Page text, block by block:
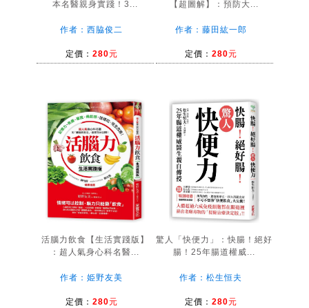
本名醫親身實踐！3...
作者：西脇俊二
定價： 280元
【超圖解】：預防大...
作者：藤田紘一郎
定價： 280元
活腦力飲食【生活實踐版】
：超人氣身心科名醫...
作者：姫野友美
定價： 280元
驚人「快便力」：快腸！絕好
腸！25年腸道權威...
作者：松生恒夫
定價： 280元